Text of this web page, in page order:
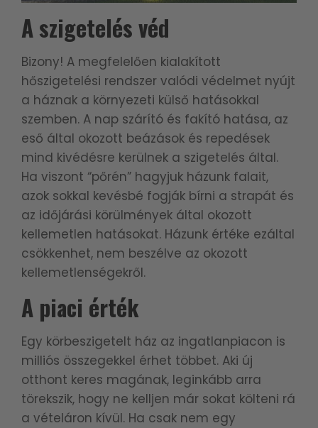
A szigetelés véd
Bizony! A megfelelően kialakított
hőszigetelési rendszer valódi védelmet nyújt
a háznak a környezeti külső hatásokkal
szemben. A nap szárító és fakító hatása, az
eső által okozott beázások és repedések
mind kivédésre kerülnek a szigetelés által.
Ha viszont “pőrén” hagyjuk házunk falait,
azok sokkal kevésbé fogják bírni a strapát és
az időjárási körülmények által okozott
kellemetlen hatásokat. Házunk értéke ezáltal
csökkenhet, nem beszélve az okozott
kellemetlenségekről.
A piaci érték
Egy körbeszigetelt ház az ingatlanpiacon is
milliós összegekkel érhet többet. Aki új
otthont keres magának, leginkább arra
törekszik, hogy ne kelljen már sokat költeni rá
a vételáron kívül. Ha csak nem egy